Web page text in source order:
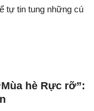
tự tin tung những cú
hè Rực rỡ”: